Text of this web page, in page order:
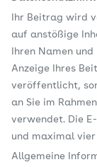
Ihr Beitrag wird
auf anstößige
Ihren Namen
Anzeige Ihres
veröffentlicht,
an Sie im
verwendet. Die
und maximal
Allgemeine